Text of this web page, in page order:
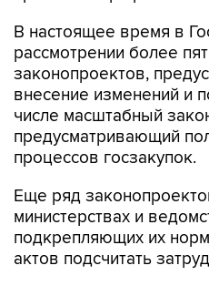
В настоящее время в
рассмотрении более
законопроектов,
внесение изменений и
числе масштабный
предусматривающий
процессов госзакупок.
Еще ряд
министерствах и
подкрепляющих их
актов подсчитать